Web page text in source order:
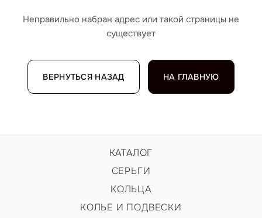
Неправильно набран адрес или такой страницы не
существует
ВЕРНУТЬСЯ НАЗАД НА ГЛАВНУЮ
КАТАЛОГ
СЕРЬГИ
КОЛЬЦА
КОЛЬЕ И ПОДВЕСКИ